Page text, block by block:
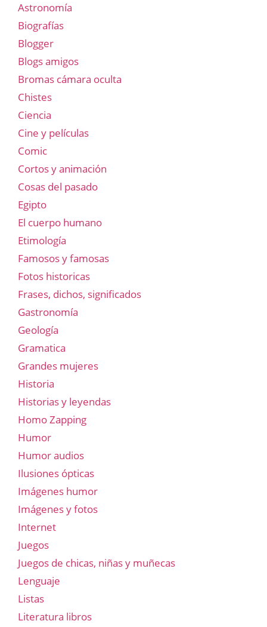
Astronomía
Biografías
Blogger
Blogs amigos
Bromas cámara oculta
Chistes
Ciencia
Cine y películas
Comic
Cortos y animación
Cosas del pasado
Egipto
El cuerpo humano
Etimología
Famosos y famosas
Fotos historicas
Frases, dichos, significados
Gastronomía
Geología
Gramatica
Grandes mujeres
Historia
Historias y leyendas
Homo Zapping
Humor
Humor audios
Ilusiones ópticas
Imágenes humor
Imágenes y fotos
Internet
Juegos
Juegos de chicas, niñas y muñecas
Lenguaje
Listas
Literatura libros